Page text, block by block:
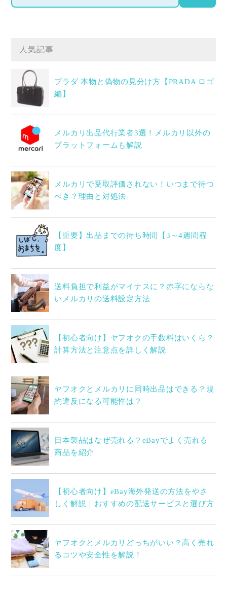
索
人気記事
プラダ 本物と偽物の見分け方【PRADA ロゴ
編】
メルカリ出品代行業者3選！メルカリ以外の
プラットフォームも解説
メルカリで受取評価されない！いつまで待つ
べき？理由と対処法
【重要】出品までの待ち時間【3～4週間程
度】
送料負担で利益がマイナスに？赤字にならな
いメルカリの送料設定方法
【初心者向け】ヤフオクの手数料はいくら？
計算方法と注意点を詳しく解説
ヤフオクとメルカリに同時出品はできる？規
約違反になる可能性は？
日本製品はなぜ売れる？eBayでよく売れる
商品を紹介
【初心者向け】eBay海外発送の方法をやさ
しく解説｜おすすめの配送サービスと選び方
ヤフオクとメルカリどっちがいい？高く売れ
るコツや安全性を解説！